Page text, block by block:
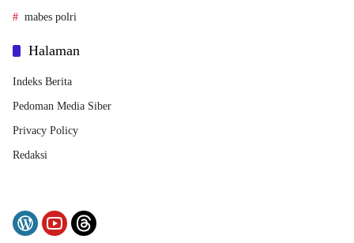
mabes polri
Halaman
Indeks Berita
Pedoman Media Siber
Privacy Policy
Redaksi